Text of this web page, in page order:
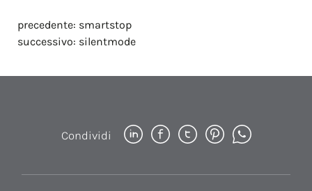
precedente: smartstop
successivo: silentmode
Condividi